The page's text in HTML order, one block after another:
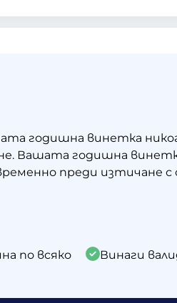
годишна винетка
Вашата годишна
преди изтичане с
по всяко Винаги